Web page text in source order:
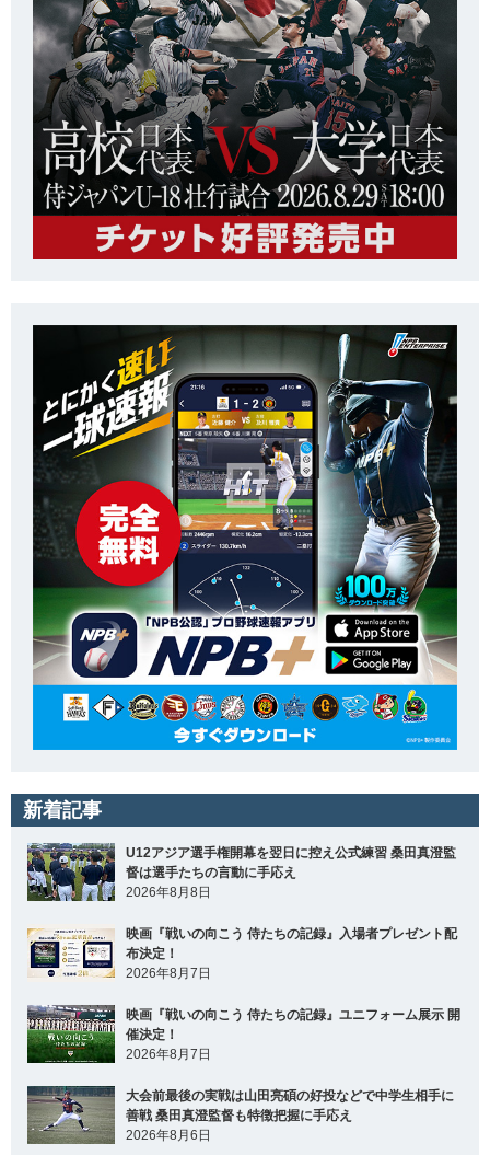
新着記事
U12アジア選手権開幕を翌日に控え公式練習 桑田真澄監
督は選手たちの言動に手応え
2026年8月8日
映画『戦いの向こう 侍たちの記録』入場者プレゼント配
布決定！
2026年8月7日
映画『戦いの向こう 侍たちの記録』ユニフォーム展示 開
催決定！
2026年8月7日
大会前最後の実戦は山田亮碩の好投などで中学生相手に
善戦 桑田真澄監督も特徴把握に手応え
2026年8月6日